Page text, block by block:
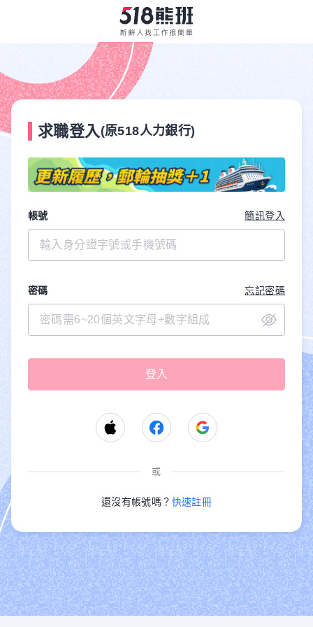
求職登入 (原518人力銀行)
帳號 簡訊登入
密碼 忘記密碼
或
還沒有帳號嗎？ 快速註冊